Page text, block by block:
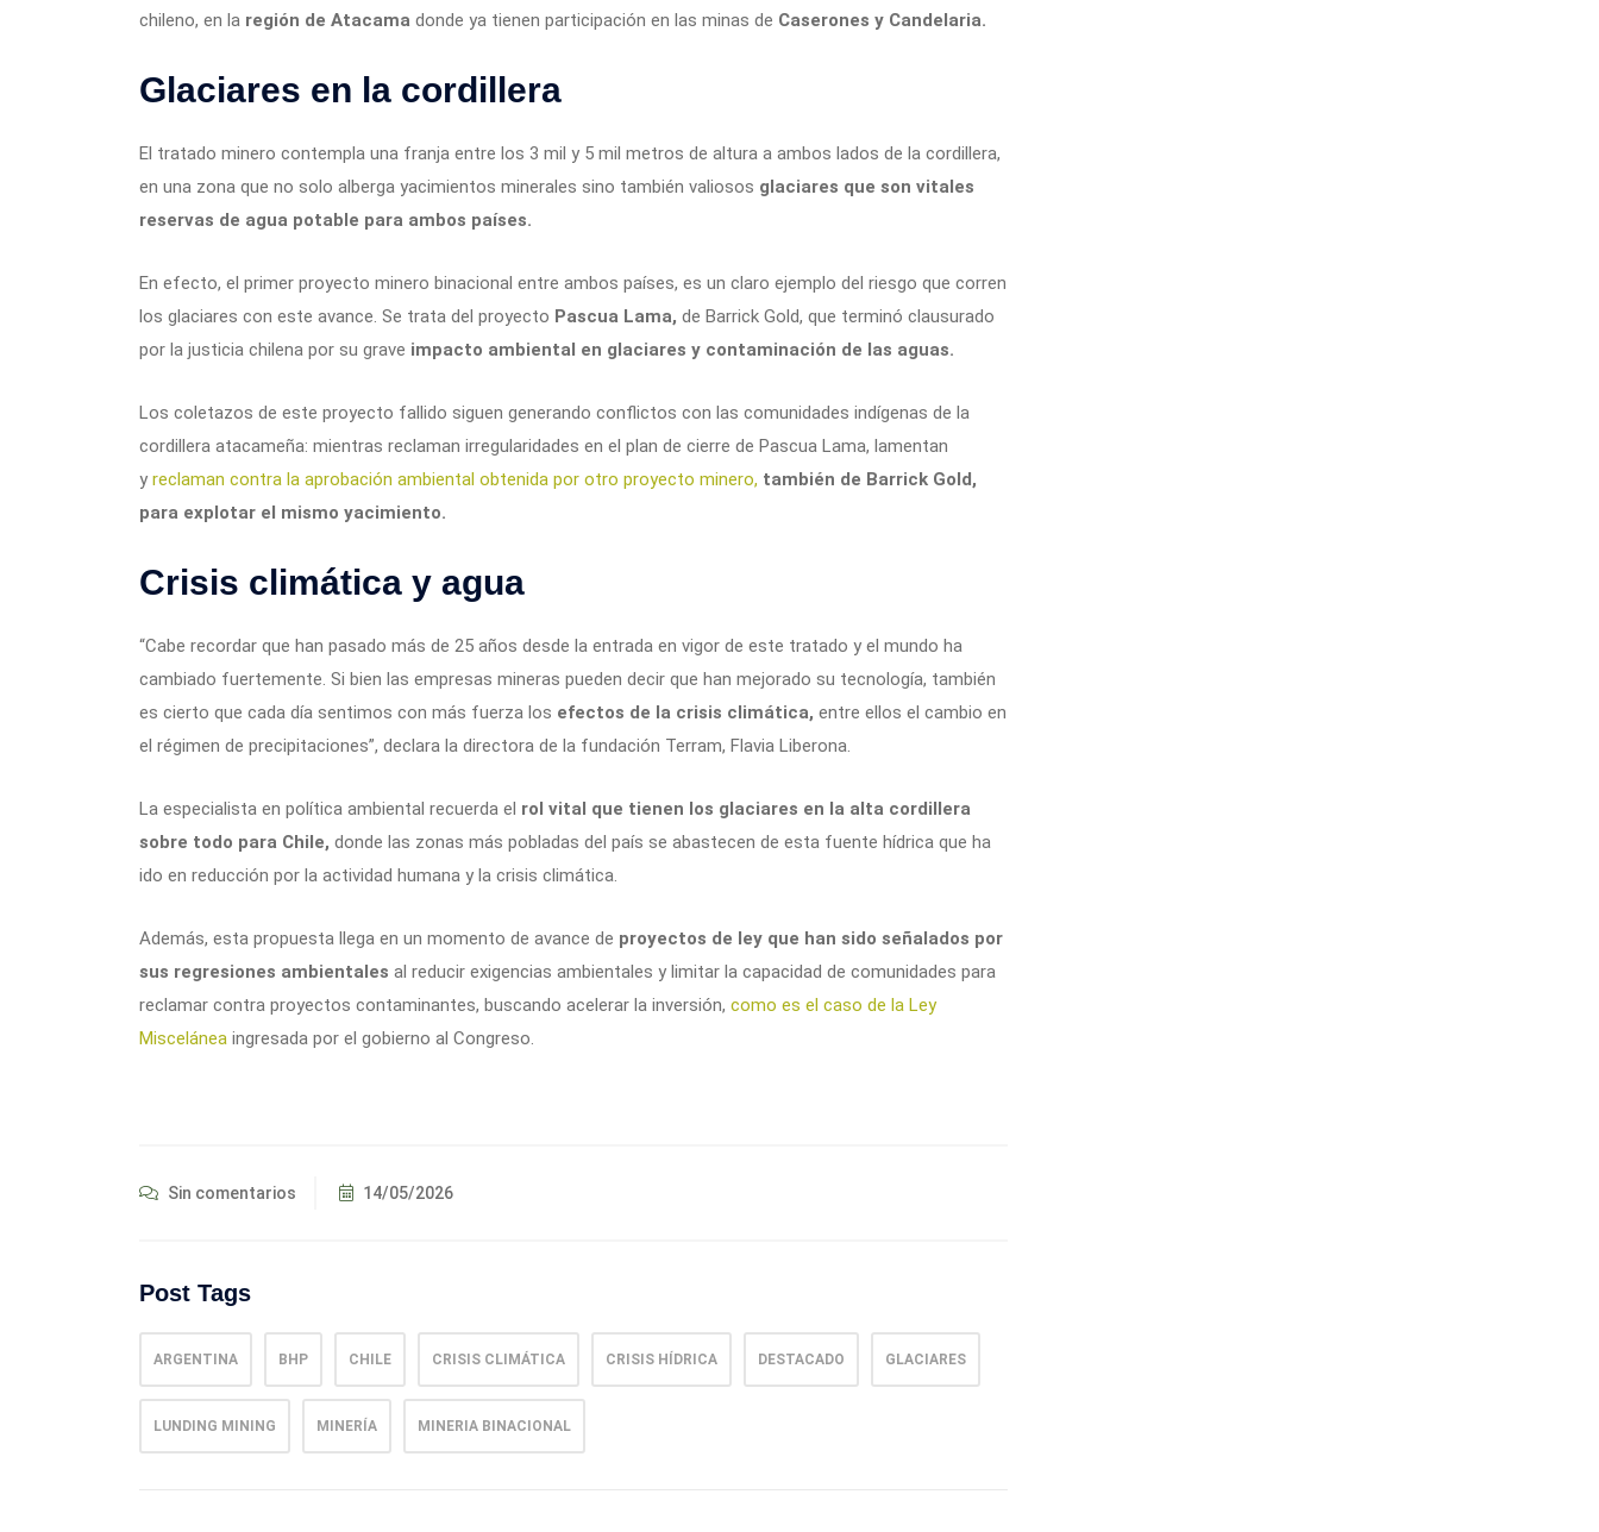
chileno, en la región de Atacama donde ya tienen participación en las minas de Caserones y Candelaria.
Glaciares en la cordillera
El tratado minero contempla una franja entre los 3 mil y 5 mil metros de altura a ambos lados de la cordillera,
en una zona que no solo alberga yacimientos minerales sino también valiosos glaciares que son vitales
reservas de agua potable para ambos países.
En efecto, el primer proyecto minero binacional entre ambos países, es un claro ejemplo del riesgo que corren
los glaciares con este avance. Se trata del proyecto Pascua Lama, de Barrick Gold, que terminó clausurado
por la justicia chilena por su grave impacto ambiental en glaciares y contaminación de las aguas.
Los coletazos de este proyecto fallido siguen generando conflictos con las comunidades indígenas de la
cordillera atacameña: mientras reclaman irregularidades en el plan de cierre de Pascua Lama, lamentan
y reclaman contra la aprobación ambiental obtenida por otro proyecto minero, también de Barrick Gold,
para explotar el mismo yacimiento.
Crisis climática y agua
“Cabe recordar que han pasado más de 25 años desde la entrada en vigor de este tratado y el mundo ha
cambiado fuertemente. Si bien las empresas mineras pueden decir que han mejorado su tecnología, también
es cierto que cada día sentimos con más fuerza los efectos de la crisis climática, entre ellos el cambio en
el régimen de precipitaciones”, declara la directora de la fundación Terram, Flavia Liberona.
La especialista en política ambiental recuerda el rol vital que tienen los glaciares en la alta cordillera
sobre todo para Chile, donde las zonas más pobladas del país se abastecen de esta fuente hídrica que ha
ido en reducción por la actividad humana y la crisis climática.
Además, esta propuesta llega en un momento de avance de proyectos de ley que han sido señalados por
sus regresiones ambientales al reducir exigencias ambientales y limitar la capacidad de comunidades para
reclamar contra proyectos contaminantes, buscando acelerar la inversión, como es el caso de la Ley
Miscelánea ingresada por el gobierno al Congreso.
Sin comentarios 14/05/2026
Post Tags
ARGENTINA BHP CHILE CRISIS CLIMÁTICA CRISIS HÍDRICA DESTACADO GLACIARES
LUNDING MINING MINERÍA MINERIA BINACIONAL